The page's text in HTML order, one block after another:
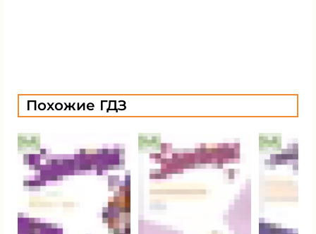
Похожие ГДЗ